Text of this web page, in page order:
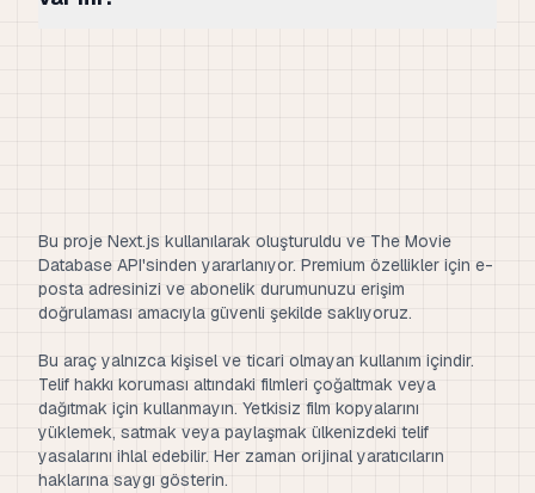
Bu proje Next.js kullanılarak oluşturuldu ve The Movie
Database API'sinden yararlanıyor. Premium özellikler için e-
posta adresinizi ve abonelik durumunuzu erişim
doğrulaması amacıyla güvenli şekilde saklıyoruz.
Bu araç yalnızca kişisel ve ticari olmayan kullanım içindir.
Telif hakkı koruması altındaki filmleri çoğaltmak veya
dağıtmak için kullanmayın. Yetkisiz film kopyalarını
yüklemek, satmak veya paylaşmak ülkenizdeki telif
yasalarını ihlal edebilir. Her zaman orijinal yaratıcıların
haklarına saygı gösterin.